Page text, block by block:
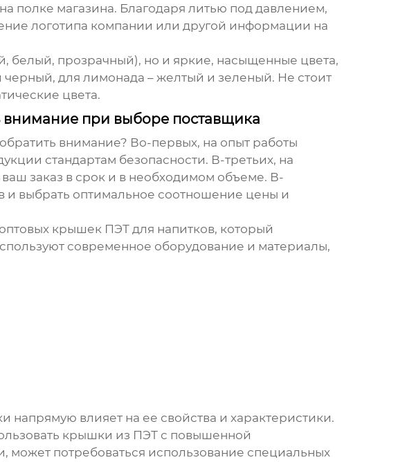
полке магазина. Благодаря литью под давлением,
логотипа компании или другой информации на
белый, прозрачный), но и яркие, насыщенные цвета,
для лимонада – желтый и зеленый. Не стоит
цвета.
внимание при выборе поставщика
внимание? Во-первых, на опыт работы
стандартам безопасности. В-третьих, на
заказ в срок и в необходимом объеме. В-
и выбрать оптимальное соотношение цены и
оптовых крышек ПЭТ для напитков, который
современное оборудование и материалы,
влияет на ее свойства и характеристики.
крышки из ПЭТ с повышенной
может потребоваться использование специальных